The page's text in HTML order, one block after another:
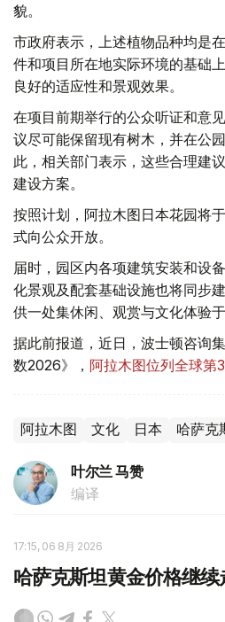
貌。
市政府表示，上述植物品种均是
件和项目所在地实际环境的基础
良好的适应性和景观效果。
在项目前期举行的公众听证和意
议尽可能保留现有树木，并在公
此，相关部门表示，这些合理建
建设方案。
按照计划，阿拉木图日本花园将
式向公众开放。
届时，园区内各项建筑安装和设
化景观及配套基础设施也将同步
供一处集休闲、观赏与文化体验
据此前报道，近日，波士顿咨询
数2026》， 阿拉木图位列全球第
阿拉木图 文化 日本 哈萨克
叶尔兰 马赞
编译
17:15, 06 8月 2026
哈萨克斯坦黄金价格继续